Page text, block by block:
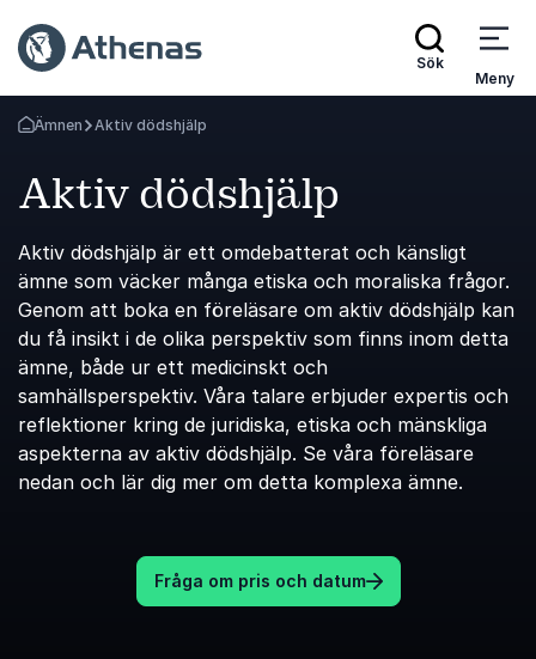
Sök
Meny
Gå tillbaka till startsidan
Ämnen Aktiv dödshjälp
Aktiv dödshjälp
Aktiv dödshjälp är ett omdebatterat och känsligt
ämne som väcker många etiska och moraliska frågor.
Genom att boka en föreläsare om aktiv dödshjälp kan
du få insikt i de olika perspektiv som finns inom detta
ämne, både ur ett medicinskt och
samhällsperspektiv. Våra talare erbjuder expertis och
reflektioner kring de juridiska, etiska och mänskliga
aspekterna av aktiv dödshjälp. Se våra föreläsare
nedan och lär dig mer om detta komplexa ämne.
Fråga om pris och datum